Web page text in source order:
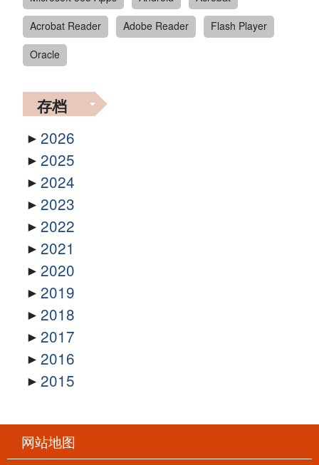
Acrobat Reader
Adobe Reader
Flash Player
Oracle
存档
2026
2025
2024
2023
2022
2021
2020
2019
2018
2017
2016
2015
网站地图